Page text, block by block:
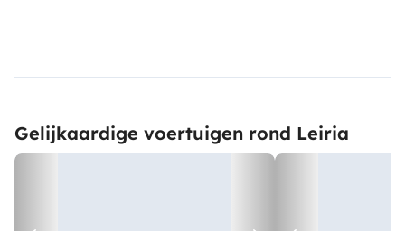
Gelijkaardige voertuigen rond Leiria